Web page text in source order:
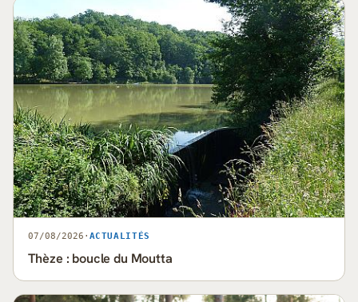
07/08/2026 · ACTUALITÉS
Thèze : boucle du Moutta